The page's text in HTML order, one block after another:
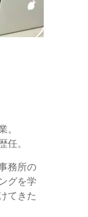
。
務所の
グを学
てきた